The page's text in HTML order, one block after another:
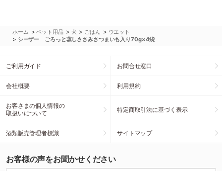
ホーム >ペット用品 > 犬 > ごはん > ウエット
> シーザー ごろっと蒸しささみさつまいも入り70g×4袋
ご利用ガイド お問合せ窓口
会社概要 利用規約
お客さまの個人情報の
取扱いについて
特定商取引法に基づく表示
酒類販売管理者標識 サイトマップ
お客様の声をお聞かせください